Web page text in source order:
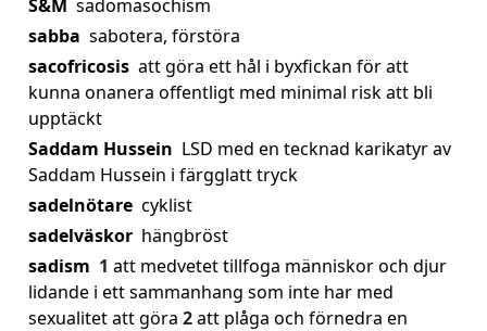
S&M sadomasochism
sabba sabotera, förstöra
sacofricosis att göra ett hål i byxfickan för att
kunna onanera offentligt med minimal risk att bli
upptäckt
Saddam Hussein LSD med en tecknad karikatyr av
Saddam Hussein i färgglatt tryck
sadelnötare cyklist
sadelväskor hängbröst
sadism 1 att medvetet tillfoga människor och djur
lidande i ett sammanhang som inte har med
sexualitet att göra 2att plåga och förnedra en